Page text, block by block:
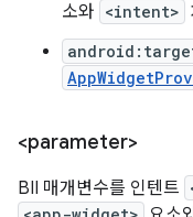
소와 <intent>
<parameter>
BII 매개변수를 인텐트